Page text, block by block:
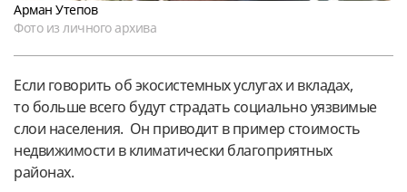
Арман Утепов
Фото из личного архива
Если говорить об экосистемных услугах и вкладах,
то больше всего будут страдать социально уязвимые
слои населения. Он приводит в пример стоимость
недвижимости в климатически благоприятных
районах.